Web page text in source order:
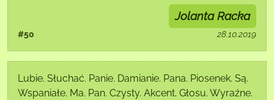
#50
Jolanta Racka
28.10.2019
Lubie. Słuchać. Panie. Damianie. Pana. Piosenek. Są.
Wspaniałe. Ma. Pan. Czysty. Akcent. Głosu. Wyraźne.